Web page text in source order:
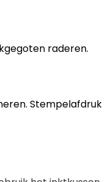
raderen.
Stempelafdruk